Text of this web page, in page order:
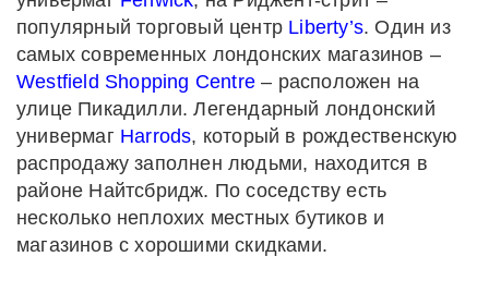
популярный торговый центр Liberty’s. Один из
самых современных лондонских магазинов –
Westfield Shopping Centre – расположен на
улице Пикадилли. Легендарный лондонский
универмаг Harrods, который в рождественскую
распродажу заполнен людьми, находится в
районе Найтсбридж. По соседству есть
несколько неплохих местных бутиков и
магазинов с хорошими скидками.